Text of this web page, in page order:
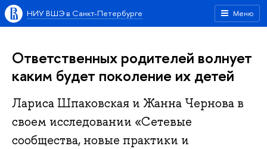
Меню
НИУ ВШЭ в Санкт-Петербурге
Ответственных родителей волнует
каким будет поколение их детей
Лариса Шпаковская и Жанна Чернова в
своем исследовании «Сетевые
сообщества, новые практики и